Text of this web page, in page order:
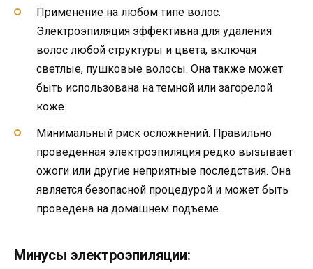
Применение на любом типе волос.
Электроэпиляция эффективна для удаления
волос любой структуры и цвета, включая
светлые, пушковые волосы. Она также может
быть использована на темной или загорелой
коже.
Минимальный риск осложнений. Правильно
проведенная электроэпиляция редко вызывает
ожоги или другие неприятные последствия. Она
является безопасной процедурой и может быть
проведена на домашнем подъеме.
Минусы электроэпиляции: